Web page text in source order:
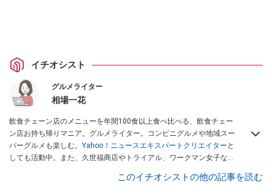
イチオシスト
グルメライター
相場一花
飲食チェーン店のメニューを年間100食以上食べ比べる、飲食チェー
ン店お持ち帰りマニア。グルメライター。コンビニグルメや地域スー
パーグルメも楽しむ。 Yahoo！ニュースエキスパートクリエイター と
しても活動中。また、久世福商店やトライアル、ワークマン女子など
、集英社「週刊プレイボーイ」、宝島
このイチオシストの他の記事を読む